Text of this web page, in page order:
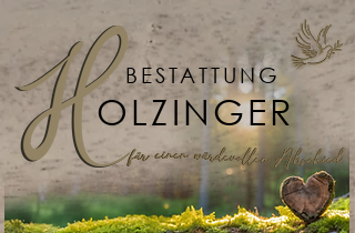
BESTATTUNG
OLZINGER